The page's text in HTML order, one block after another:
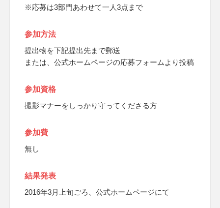
※応募は3部門あわせて一人3点まで
参加方法
提出物を下記提出先まで郵送
または、公式ホームページの応募フォームより投稿
参加資格
撮影マナーをしっかり守ってくださる方
参加費
無し
結果発表
2016年3月上旬ごろ、公式ホームページにて